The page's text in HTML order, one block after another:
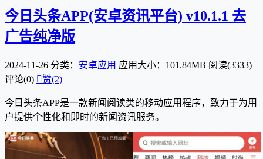
今日头条APP(安卓资讯平台) v10.1.1 去
广告纯净版
2024-11-26 分类： 安卓应用 应用大小：101.84MB 阅读(3333)
评论(0) 赞(2)
今日头条APP是一款新闻阅读类的移动应用程序，致力于为用
户提供个性化和即时的新闻资讯服务。